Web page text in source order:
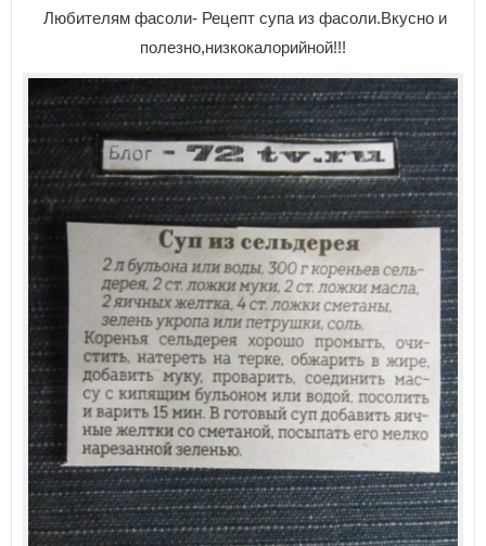
Любителям фасоли- Рецепт супа из фасоли.Вкусно и
полезно,низкокалорийной!!!